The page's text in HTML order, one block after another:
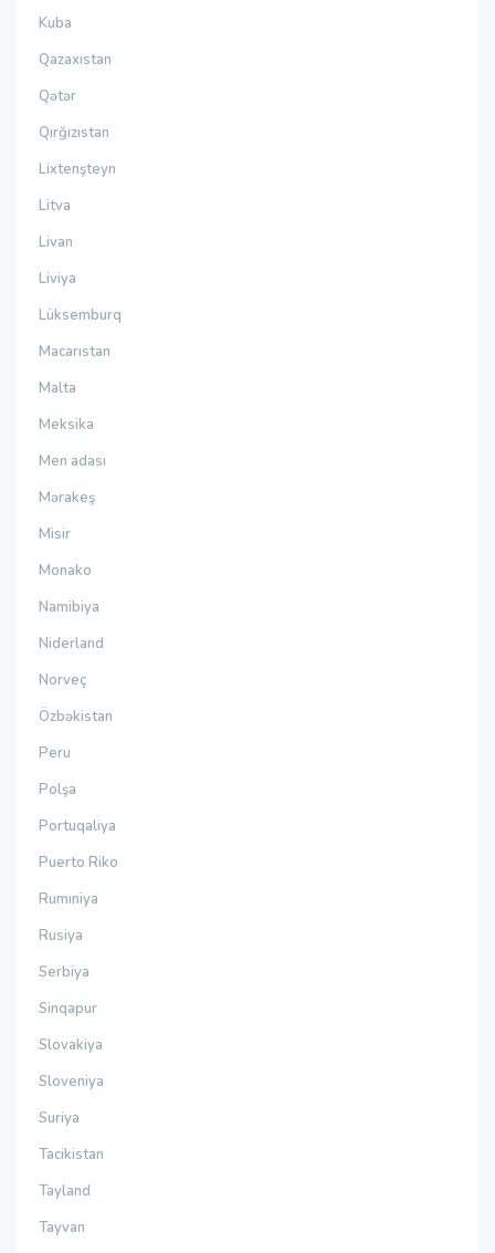
Kuba
Qazaxıstan
Qətər
Qırğızıstan
Lixtenşteyn
Litva
Livan
Liviya
Lüksemburq
Macarıstan
Malta
Meksika
Men adası
Mərakeş
Misir
Monako
Namibiya
Niderland
Norveç
Özbəkistan
Peru
Polşa
Portuqaliya
Puerto Riko
Rumıniya
Rusiya
Serbiya
Sinqapur
Slovakiya
Sloveniya
Suriya
Tacikistan
Tayland
Tayvan